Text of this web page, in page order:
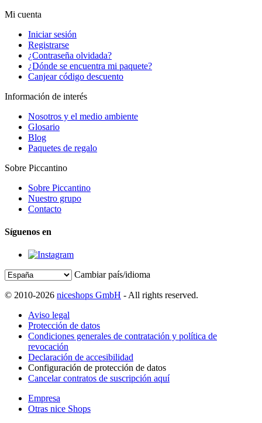
Mi cuenta
Iniciar sesión
Registrarse
¿Contraseña olvidada?
¿Dónde se encuentra mi paquete?
Canjear código descuento
Información de interés
Nosotros y el medio ambiente
Glosario
Blog
Paquetes de regalo
Sobre Piccantino
Sobre Piccantino
Nuestro grupo
Contacto
Síguenos en
Cambiar país/idioma
© 2010-2026 niceshops GmbH - All rights reserved.
Aviso legal
Protección de datos
Condiciones generales de contratación y política de
revocación
Declaración de accesibilidad
Configuración de protección de datos
Cancelar contratos de suscripción aquí
Empresa
Otras nice Shops